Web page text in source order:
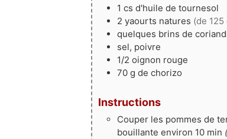
1 cs d'huile de tournesol
2 yaourts natures (de 125
quelques brins de
sel, poivre
1/2 oignon rouge
70 g de chorizo
Instructions
Couper les pommes de
bouillante environ 10 min